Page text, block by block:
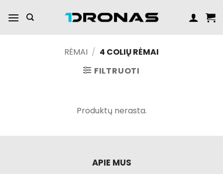
turinį
RĖMAI / 4 COLIŲ RĖMAI
FILTRUOTI
Produktų nerasta.
APIE MUS